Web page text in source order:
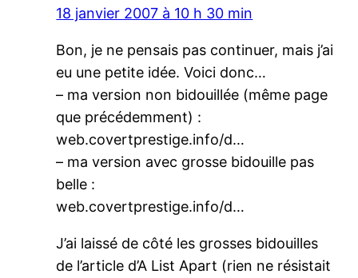
18 janvier 2007 à 10 h 30 min
Bon, je ne pensais pas continuer, mais j’ai
eu une petite idée. Voici donc…
– ma version non bidouillée (même page
que précédemment) :
web.covertprestige.info/d…
– ma version avec grosse bidouille pas
belle :
web.covertprestige.info/d…
J’ai laissé de côté les grosses bidouilles
de l’article d’A List Apart (rien ne résistait